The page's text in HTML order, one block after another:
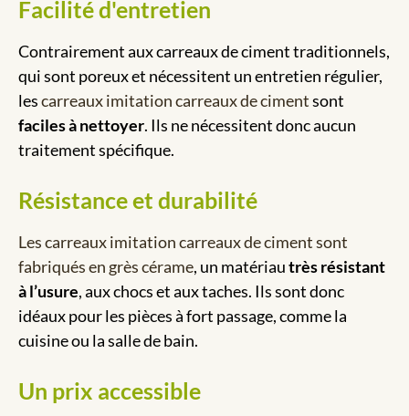
Facilité d'entretien
Contrairement aux carreaux de ciment traditionnels,
qui sont poreux et nécessitent un entretien régulier,
lescarreaux imitation carreaux de cimentsont
faciles à nettoyer. Ils ne nécessitent donc aucun
traitement spécifique.
Résistance et durabilité
Les carreaux imitation carreaux de ciment sont
fabriqués en grès cérame, un matériautrès résistant
à l’usure, aux chocs et aux taches. Ils sont donc
idéaux pour les pièces à fort passage, comme la
cuisine ou la salle de bain.
Un prix accessible